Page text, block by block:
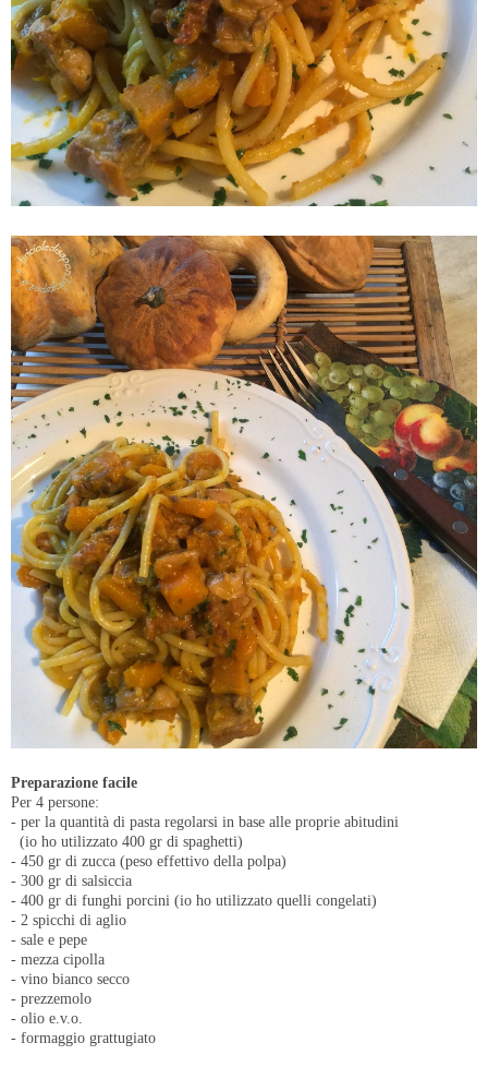
Preparazione facile
Per 4 persone:
- per la quantità di pasta regolarsi in base alle proprie abitudini
(io ho utilizzato 400 gr di spaghetti)
- 450 gr di zucca (peso effettivo della polpa)
- 300 gr di salsiccia
- 400 gr di funghi porcini (io ho utilizzato quelli congelati)
- 2 spicchi di aglio
- sale e pepe
- mezza cipolla
- vino bianco secco
- prezzemolo
- olio e.v.o.
- formaggio grattugiato